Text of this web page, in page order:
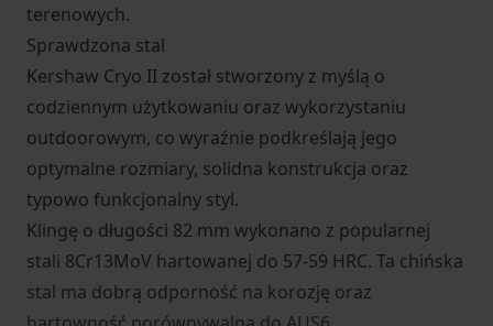
terenowych.
Sprawdzona stal
Kershaw Cryo II został stworzony z myślą o
codziennym użytkowaniu oraz wykorzystaniu
outdoorowym, co wyraźnie podkreślają jego
optymalne rozmiary, solidna konstrukcja oraz
typowo funkcjonalny styl.
Klingę o długości 82 mm wykonano z popularnej
stali 8Cr13MoV hartowanej do 57-59 HRC. Ta chińska
stal ma dobrą odporność na korozję oraz